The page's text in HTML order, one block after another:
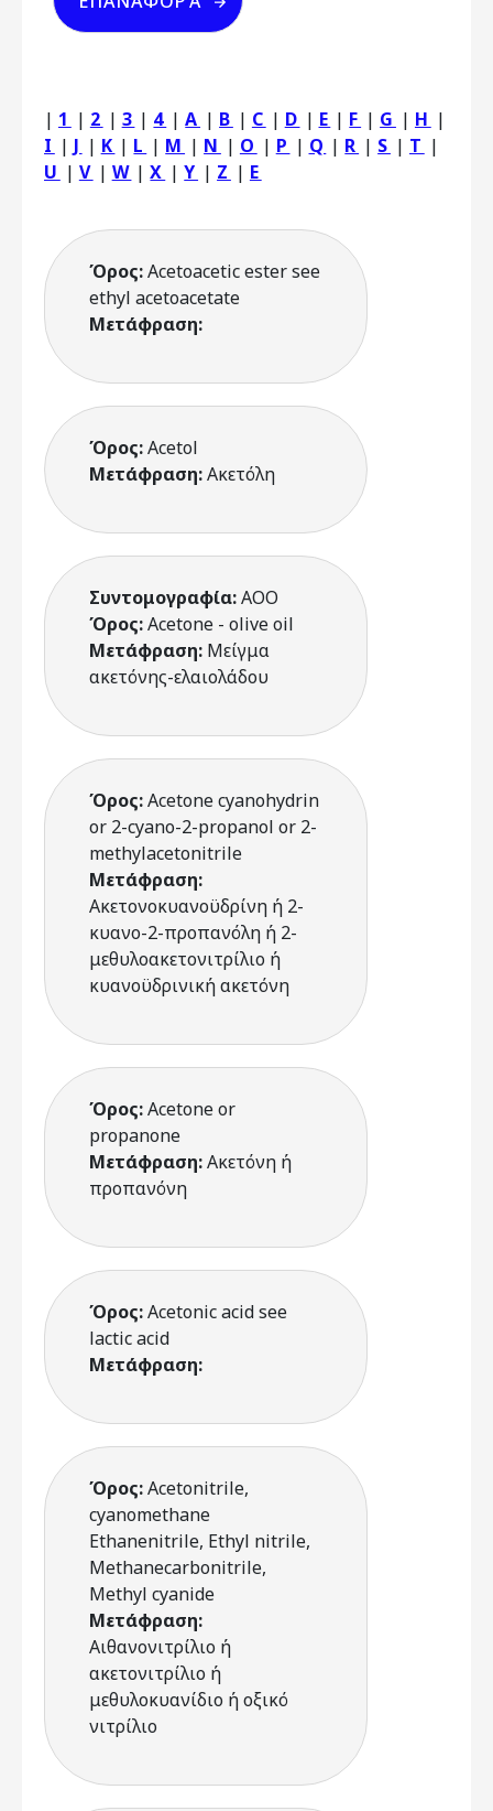
| 1 | 2 | 3 | 4 |A | B | C | D | E | F | G | H |
I | J | K | L | M | N | O | P | Q | R | S | T |
U | V | W |X |Y | Z | Ε
Όρος:Acetoacetic ester see
ethyl acetoacetate
Μετάφραση:
Όρος:Acetol
Μετάφραση:Ακετόλη
Συντομογραφία:AOO
Όρος:Acetone - olive oil
Μετάφραση: Μείγμα
ακετόνης-ελαιολάδου
Όρος:Acetone cyanohydrin
or 2-cyano-2-propanol or 2-
methylacetonitrile
Μετάφραση:
Ακετονοκυανοϋδρίνη ή 2-
κυανο-2-προπανόλη ή 2-
μεθυλοακετονιτρίλιο ή
κυανοϋδρινική ακετόνη
Όρος:Acetone or
propanone
Μετάφραση:Ακετόνη ή
προπανόνη
Όρος:Acetonic acid see
lactic acid
Μετάφραση:
Όρος:Acetonitrile,
cyanomethane
Ethanenitrile, Ethyl nitrile,
Methanecarbonitrile,
Methyl cyanide
Μετάφραση:
Αιθανονιτρίλιο ή
ακετονιτρίλιο ή
μεθυλοκυανίδιο ή οξικό
νιτρίλιο